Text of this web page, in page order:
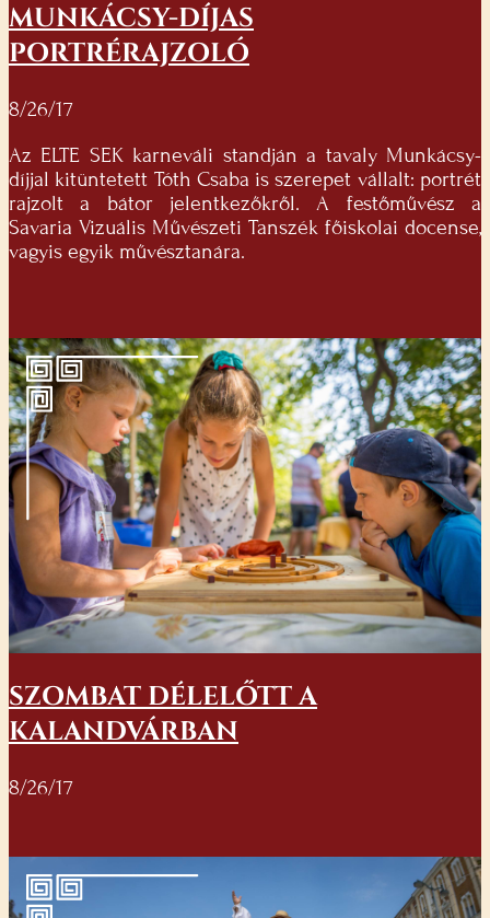
MUNKÁCSY-DÍJAS
PORTRÉRAJZOLÓ
8/26/17
Az ELTE SEK karneváli standján a tavaly Munkácsy-
díjjal kitüntetett Tóth Csaba is szerepet vállalt: portrét
rajzolt a bátor jelentkezőkről. A festőművész a
Savaria Vizuális Művészeti Tanszék főiskolai docense,
vagyis egyik művésztanára.
SZOMBAT DÉLELŐTT A
KALANDVÁRBAN
8/26/17